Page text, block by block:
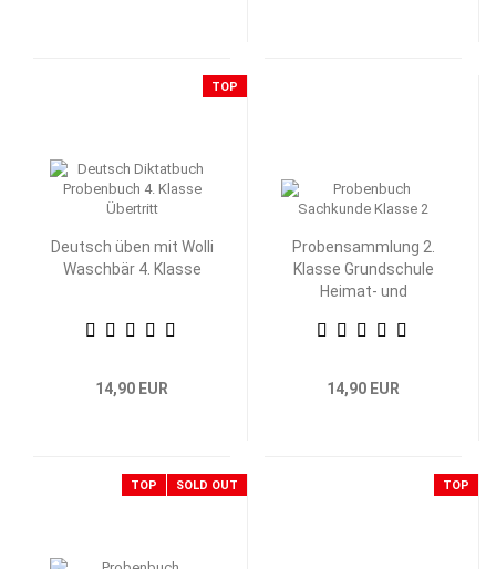
TOP
Deutsch üben mit Wolli
Waschbär 4. Klasse
14,90 EUR
Probensammlung 2.
Klasse Grundschule
Heimat- und
14,90 EUR
TOP SOLD OUT TOP